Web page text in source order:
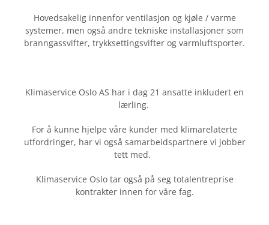
Hovedsakelig innenfor ventilasjon og kjøle / varme
systemer, men også andre tekniske installasjoner som
branngassvifter, trykksettingsvifter og varmluftsporter.
Klimaservice Oslo AS har i dag 21 ansatte inkludert en
lærling.
For å kunne hjelpe våre kunder med klimarelaterte
utfordringer, har vi også samarbeidspartnere vi jobber
tett med.
Klimaservice Oslo tar også på seg totalentreprise
kontrakter innen for våre fag.